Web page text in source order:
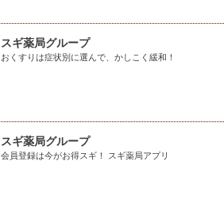
スギ薬局グループ
おくすりは症状別に選んで、かしこく緩和！
スギ薬局グループ
会員登録は今がお得スギ！ スギ薬局アプリ